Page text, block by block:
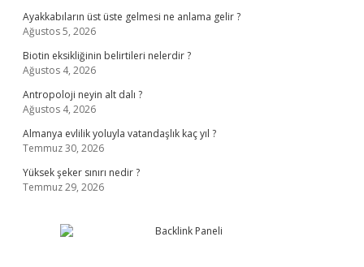
Ayakkabıların üst üste gelmesi ne anlama gelir ?
Ağustos 5, 2026
Biotin eksikliğinin belirtileri nelerdir ?
Ağustos 4, 2026
Antropoloji neyin alt dalı ?
Ağustos 4, 2026
Almanya evlilik yoluyla vatandaşlık kaç yıl ?
Temmuz 30, 2026
Yüksek şeker sınırı nedir ?
Temmuz 29, 2026